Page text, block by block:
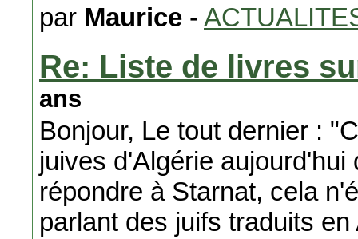
par Maurice -
Re: Liste de livres
ans
Bonjour, Le tout dernier :
juives d'Algérie
répondre à Starnat, cela
parlant des juifs traduits